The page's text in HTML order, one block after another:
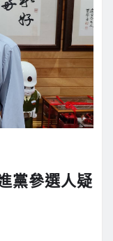
黨參選人疑